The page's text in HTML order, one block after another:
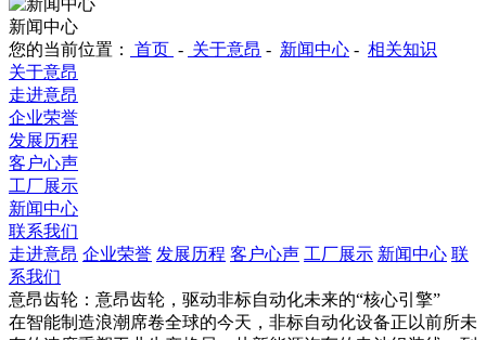
新闻中心
您的当前位置：
首页 - 关于意昂 - 新闻中心 - 相关知识
关于意昂
走进意昂
企业荣誉
发展历程
客户心声
工厂展示
新闻中心
联系我们
走进意昂 企业荣誉 发展历程 客户心声 工厂展示 新闻中心 联
系我们
意昂齿轮：意昂齿轮，驱动非标自动化未来的“核心引擎”
在智能制造浪潮席卷全球的今天，非标自动化设备正以前所未